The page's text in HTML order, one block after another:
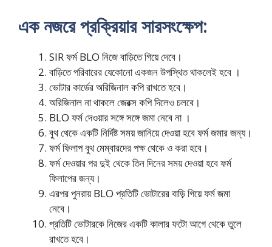
এক নজরে প্রক্রিয়ার সারসংক্ষেপ:
SIR ফর্ম BLO নিজে বাড়িতে গিয়ে দেবে।
বাড়িতে পরিবারের যেকোনো একজন উপস্থিত থাকলেই হবে ।
ভোটার কার্ডের অরিজিনাল কপি রাখতে হবে।
অরিজিনাল না থাকলে জেরক্স কপি দিলেও চলবে।
BLO ফর্ম দেওয়ার সঙ্গে সঙ্গে জমা নেবে না ।
বুথ থেকে একটি নির্দিষ্ট সময় জানিয়ে দেওয়া হবে ফর্ম জমার জন্য।
ফর্ম ফিলাপ বুথ মেম্বারদের পক্ষ থেকে ও করা হবে।
ফর্ম দেওয়ার পর দুই থেকে তিন দিনের সময় দেওয়া হবে ফর্ম
ফিলাপের জন্য।
এরপর পুনরায় BLO প্রতিটি ভোটারের বাড়ি গিয়ে ফর্ম জমা
নেবে।
প্রতিটি ভোটারকে নিজের একটি কালার ফটো আগে থেকে তুলে
রাখতে হবে।